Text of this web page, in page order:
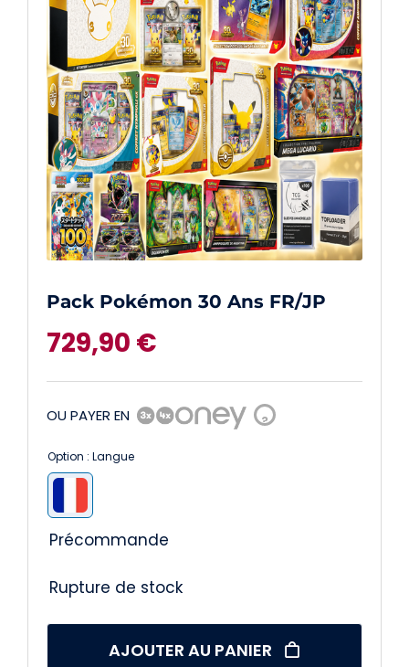
Pack Pokémon 30 Ans FR/JP
729,90 €
OU PAYER EN ?
Option : Langue
Précommande
Rupture de stock
AJOUTER AU PANIER